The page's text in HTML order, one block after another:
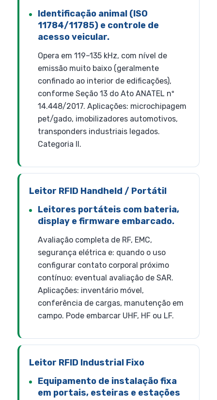
Identificação animal (ISO
11784/11785) e controle de
acesso veicular.
Opera em 119–135 kHz, com nível de
emissão muito baixo (geralmente
confinado ao interior de edificações),
conforme Seção 13 do Ato ANATEL nº
14.448/2017. Aplicações: microchipagem
pet/gado, imobilizadores automotivos,
transponders industriais legados.
Categoria II.
Leitor RFID Handheld / Portátil
Leitores portáteis com bateria,
display e firmware embarcado.
Avaliação completa de RF, EMC,
segurança elétrica e: quando o uso
configurar contato corporal próximo
contínuo: eventual avaliação de SAR.
Aplicações: inventário móvel,
conferência de cargas, manutenção em
campo. Pode embarcar UHF, HF ou LF.
Leitor RFID Industrial Fixo
Equipamento de instalação fixa
em portais, esteiras e estações